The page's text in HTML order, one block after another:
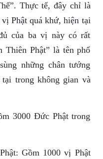
Thực tế, đây chỉ là
Phật quá khứ, hiện tại
của ba vị này có rất
Thiên Phật” là tên phổ
những chân tướng
trong không gian và
3000 Đức Phật trong
Gồm 1000 vị Phật